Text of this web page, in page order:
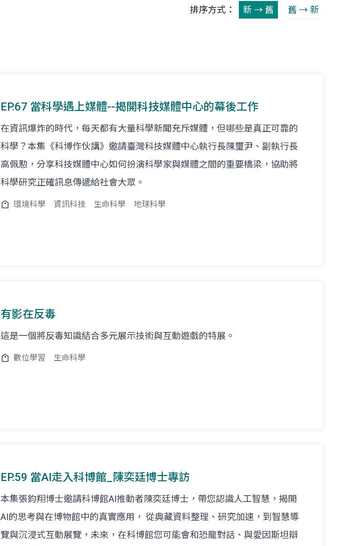
排序方式： 新 → 舊 舊 → 新
EP.67 當科學遇上媒體--揭開科技媒體中心的幕後工作
在資訊爆炸的時代，每天都有大量科學新聞充斥媒體，但哪些是真正可靠的
科學？本集《科博作伙講》邀請臺灣科技媒體中心執行長陳璽尹、副執行長
高佩懃，分享科技媒體中心如何扮演科學家與媒體之間的重要橋梁，協助將
科學研究正確訊息傳遞給社會大眾。
環境科學 資訊科技 生命科學 地球科學
有影在反毒
這是一個將反毒知識結合多元展示技術與互動遊戲的特展。
數位學習 生命科學
EP.59 當AI走入科博館_陳奕廷博士專訪
本集張鈞翔博士邀請科博館AI推動者陳奕廷博士，帶您認識人工智慧，揭開
AI的思考與在博物館中的真實應用， 從典藏資料整理、研究加速，到智慧導
覽與沉浸式互動展覽，未來，在科博館您可能會和恐龍對話、與愛因斯坦辯